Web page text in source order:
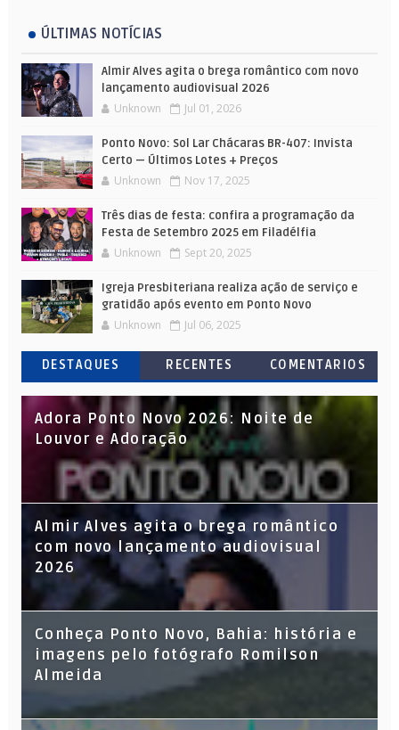
ÚLTIMAS NOTÍCIAS
Almir Alves agita o brega romântico com novo
lançamento audiovisual 2026
Unknown Jul 01, 2026
Ponto Novo: Sol Lar Chácaras BR-407: Invista
Certo — Últimos Lotes + Preços
Unknown Nov 17, 2025
Três dias de festa: confira a programação da
Festa de Setembro 2025 em Filadélfia
Unknown Sept 20, 2025
Igreja Presbiteriana realiza ação de serviço e
gratidão após evento em Ponto Novo
Unknown Jul 06, 2025
DESTAQUES RECENTES COMENTARIOS
Adora Ponto Novo 2026: Noite de
Louvor e Adoração
Almir Alves agita o brega romântico
com novo lançamento audiovisual
2026
Conheça Ponto Novo, Bahia: história e
imagens pelo fotógrafo Romilson
Almeida